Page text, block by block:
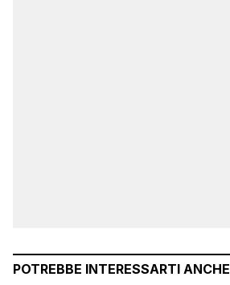
POTREBBE INTERESSARTI ANCHE